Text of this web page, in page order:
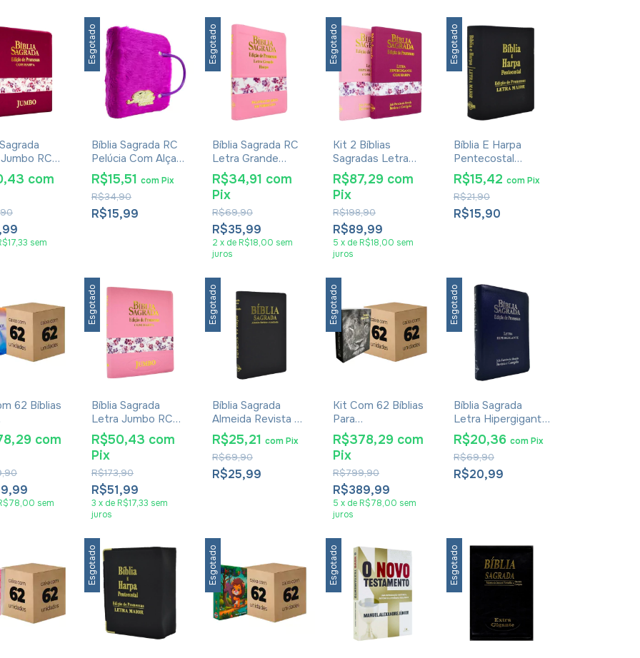
RC
De
Harpa
com
sem
Esgotado
Bíblia Sagrada RC
Pelúcia Com Alça
Roxa
R$15,99
R$34,90
R$15,51 comPix
Esgotado
Bíblia Sagrada RC
Letra Grande
Edição De
Promessas Com
Harpa E As
Palavras De Jesus
Em Vermelho Rosa
R$35,99
R$69,90
R$34,91 com
Pix
2 x de R$18,00 sem
juros
Esgotado
Kit 2 Bíblias
Sagradas Letra
Hipergigante Com
Harpa Zíper Pink
Rosa
R$89,99
R$198,90
R$87,29 com
Pix
5 x de R$18,00 sem
juros
Esgotado
Bíblia E Harpa
Pentecostal
Edição De
Promessas RC
Letra Maior Luxo
Preta
R$15,90
R$21,90
R$15,42 comPix
62 Bíblias
- RC
de
com
sem
Esgotado
Bíblia Sagrada
Letra Jumbo RC
Edição De
Promessas Harpa
Zíper Rosa Claro
R$51,99
R$173,90
R$50,43 com
Pix
3 x de R$17,33 sem
juros
Esgotado
Bíblia Sagrada
Almeida Revista E
Atualizada Luxo
Preta
R$25,99
R$69,90
R$25,21 comPix
Esgotado
Kit Com 62 Bíblias
Para
Evangelização
Pequena - RC
Edição de
Promessas - Capa
Leão
R$389,99
R$799,90
R$378,29 com
Pix
5 x de R$78,00 sem
juros
Esgotado
Bíblia Sagrada
Letra Hipergigante
RC Edição De
Promessas Zíper
Azul
R$20,99
R$69,90
R$20,36 comPix
Esgotado Esgotado Esgotado Esgotado